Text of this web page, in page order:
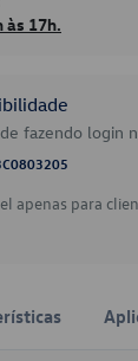
às 17h.
fazendo login
apenas para